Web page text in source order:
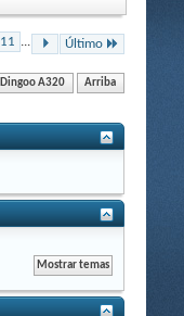
11 ... Último
Dingoo A320 Arriba